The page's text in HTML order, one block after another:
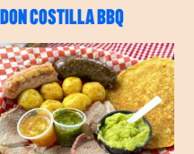
DON COSTILLA BBQ